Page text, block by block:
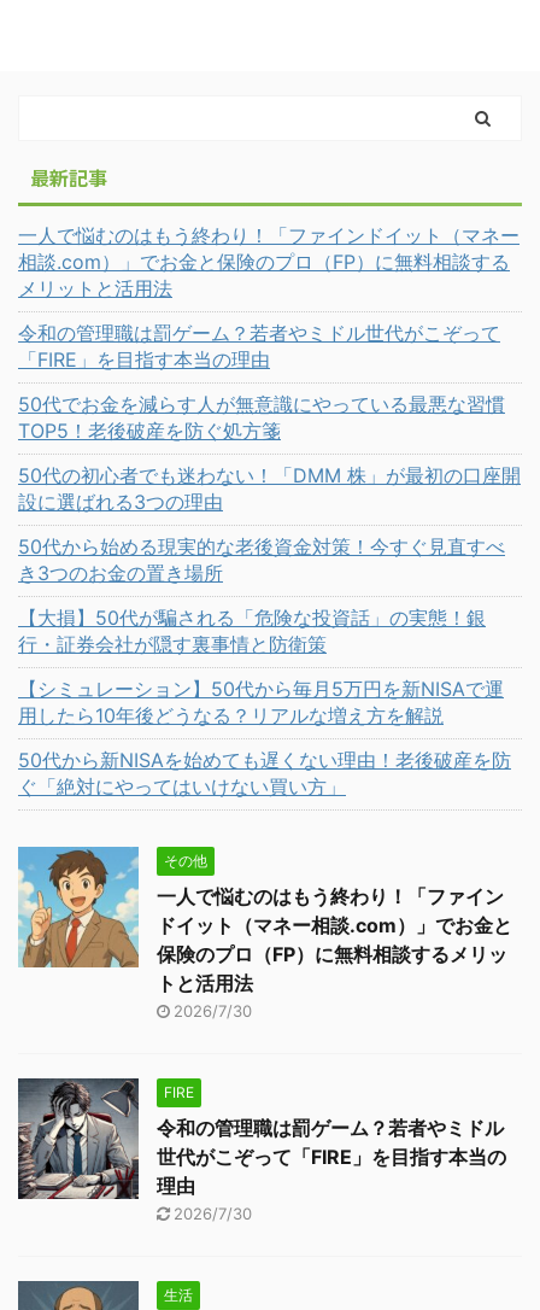
最新記事
一人で悩むのはもう終わり！「ファインドイット（マネー
相談.com）」でお金と保険のプロ（FP）に無料相談する
メリットと活用法
令和の管理職は罰ゲーム？若者やミドル世代がこぞって
「FIRE」を目指す本当の理由
50代でお金を減らす人が無意識にやっている最悪な習慣
TOP5！老後破産を防ぐ処方箋
50代の初心者でも迷わない！「DMM 株」が最初の口座開
設に選ばれる3つの理由
50代から始める現実的な老後資金対策！今すぐ見直すべ
き3つのお金の置き場所
【大損】50代が騙される「危険な投資話」の実態！銀
行・証券会社が隠す裏事情と防衛策
【シミュレーション】50代から毎月5万円を新NISAで運
用したら10年後どうなる？リアルな増え方を解説
50代から新NISAを始めても遅くない理由！老後破産を防
ぐ「絶対にやってはいけない買い方」
その他
一人で悩むのはもう終わり！「ファイン
ドイット（マネー相談.com）」でお金と
保険のプロ（FP）に無料相談するメリッ
トと活用法
2026/7/30
FIRE
令和の管理職は罰ゲーム？若者やミドル
世代がこぞって「FIRE」を目指す本当の
理由
2026/7/30
生活